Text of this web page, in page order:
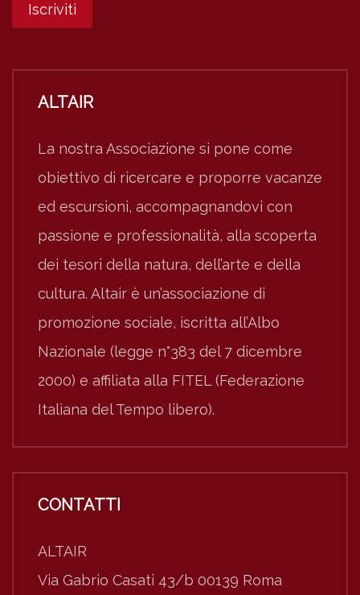
ALTAIR
La nostra Associazione si pone come
obiettivo di ricercare e proporre vacanze
ed escursioni, accompagnandovi con
passione e professionalità, alla scoperta
dei tesori della natura, dell’arte e della
cultura. Altair è un’associazione di
promozione sociale, iscritta all’Albo
Nazionale (legge n°383 del 7 dicembre
2000) e affiliata alla FITEL (Federazione
Italiana del Tempo libero).
CONTATTI
ALTAIR
Via Gabrio Casati 43/b 00139 Roma